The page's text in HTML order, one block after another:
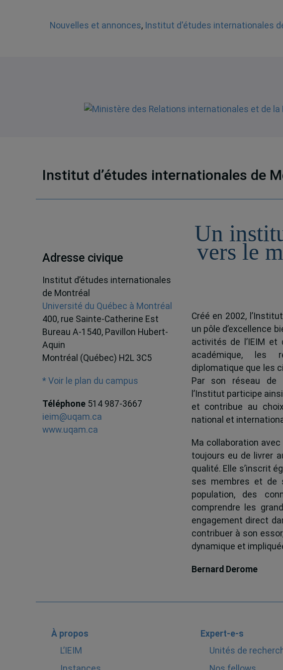
Nouvelles et annonces, Institut d'études internationales
Institut d’études internationales de
Adresse civique
Institut d’études internationales
de Montréal
Université du Québec à Montréal
400, rue Sainte-Catherine Est
Bureau A-1540, Pavillon Hubert-
Aquin
Montréal (Québec) H2L 3C5
* Voir le plan du campus
Téléphone 514 987-3667
ieim@uqam.ca
www.uqam.ca
Un
vers le
Créé en 2002,
un pôle d’excellence
activités de l’IEIM
académique, les
diplomatique que les
Par son réseau de
l’Institut participe
et contribue au
national et
Ma collaboration avec
toujours eu de livrer
qualité. Elle s’inscrit
ses membres et de
population, des
comprendre les
engagement direct
contribuer à son
dynamique et
Bernard Derome
À propos
L’IEIM
Expert-e-s
Unités de